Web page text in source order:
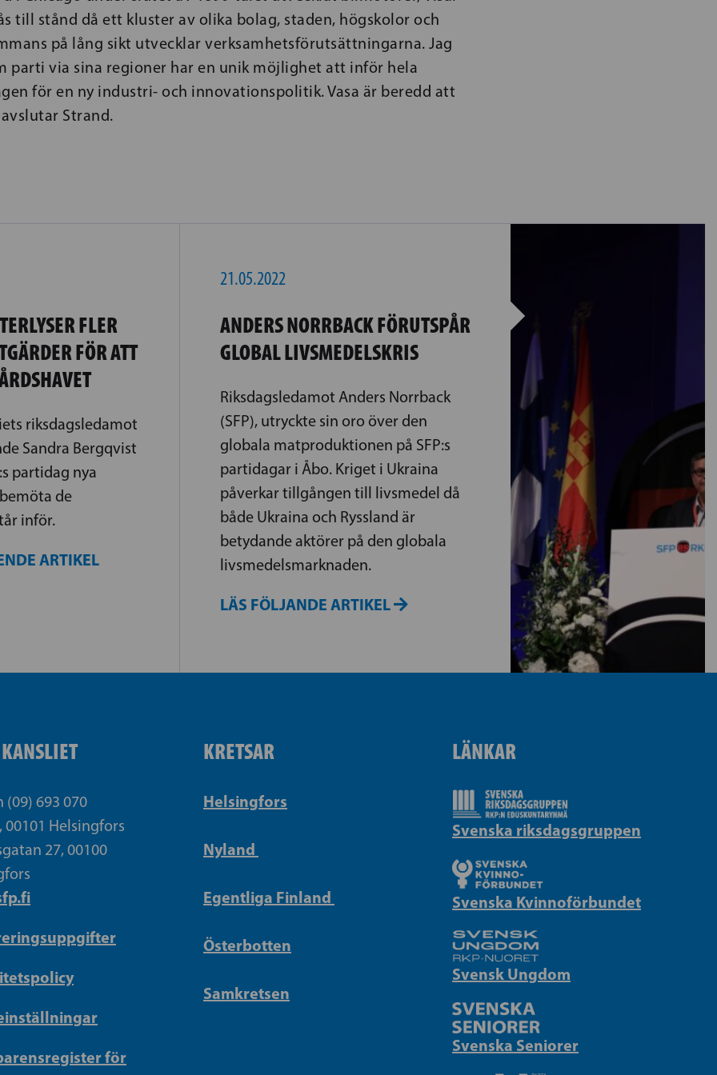
till stånd då ett kluster av olika bolag, staden, högskolor och
på lång sikt utvecklar verksamhetsförutsättningarna. Jag
parti via sina regioner har en unik möjlighet att inför hela
för en ny industri- och innovationspolitik. Vasa är beredd att
Strand.
FLER
FÖR ATT
riksdagsledamot
Sandra Bergqvist
partidag nya
de
inför.
ARTIKEL
21.05.2022
ANDERS NORRBACK FÖRUTSPÅR
GLOBAL LIVSMEDELSKRIS
Riksdagsledamot Anders Norrback
(SFP), utryckte sin oro över den
globala matproduktionen på SFP:s
partidagar i Åbo. Kriget i Ukraina
påverkar tillgången till livsmedel då
både Ukraina och Ryssland är
betydande aktörer på den globala
livsmedelsmarknaden.
LÄS FÖLJANDE ARTIKEL
(09) 693 070
00101 Helsingfors
27, 00100
för
KRETSAR
Helsingfors
Nyland
Egentliga Finland
Österbotten
Samkretsen
LÄNKAR
Svenska riksdagsgruppen
Svenska Kvinnoförbundet
Svensk Ungdom
Svenska Seniorer